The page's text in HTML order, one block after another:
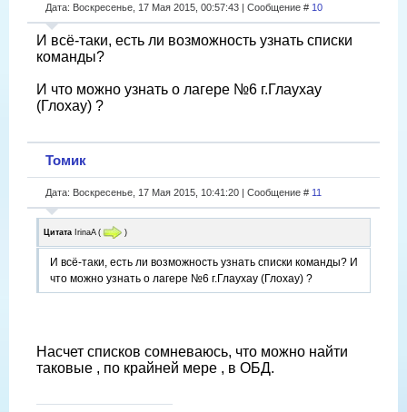
Дата: Воскресенье, 17 Мая 2015, 00:57:43 | Сообщение # 10
И всё-таки, есть ли возможность узнать списки
команды?
И что можно узнать о лагере №6 г.Глаухау
(Глохау) ?
Томик
Дата: Воскресенье, 17 Мая 2015, 10:41:20 | Сообщение # 11
Цитата IrinaA( )
И всё-таки, есть ли возможность узнать списки команды? И
что можно узнать о лагере №6 г.Глаухау (Глохау) ?
Насчет списков сомневаюсь, что можно найти
таковые , по крайней мере , в ОБД.